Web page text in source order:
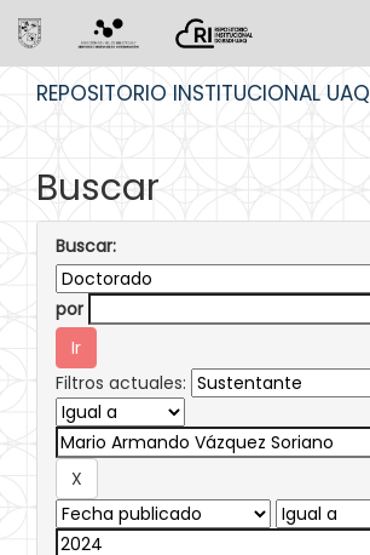
REPOSITORIO INSTITUCIONAL UAQ
Buscar
Buscar:
por
Filtros actuales: